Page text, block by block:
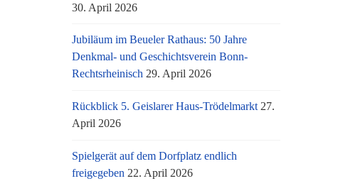
30. April 2026
Jubiläum im Beueler Rathaus: 50 Jahre
Denkmal- und Geschichtsverein Bonn-
Rechtsrheinisch 29. April 2026
Rückblick 5. Geislarer Haus-Trödelmarkt 27.
April 2026
Spielgerät auf dem Dorfplatz endlich
freigegeben 22. April 2026